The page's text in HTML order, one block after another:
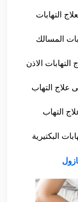
التهابات
المسالك
التهابات الاذن
علاج التهاب
التهاب
البكتيرية